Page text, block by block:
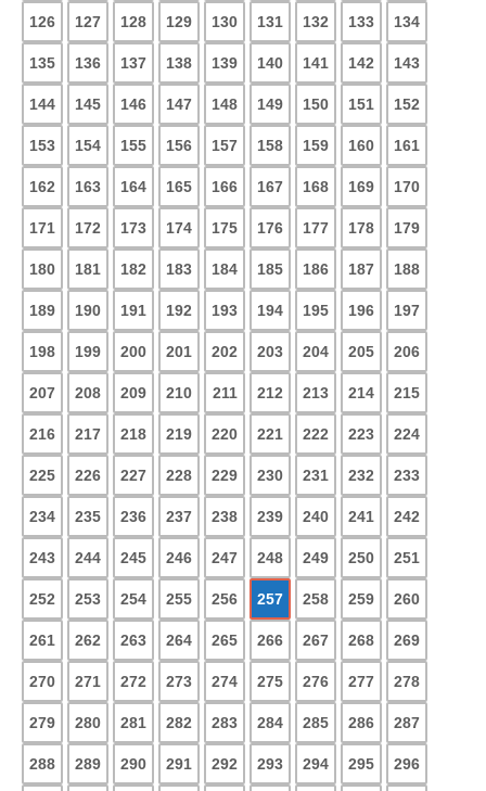
126 127 128 129 130 131 132 133 134
135 136 137 138 139 140 141 142 143
144 145 146 147 148 149 150 151 152
153 154 155 156 157 158 159 160 161
162 163 164 165 166 167 168 169 170
171 172 173 174 175 176 177 178 179
180 181 182 183 184 185 186 187 188
189 190 191 192 193 194 195 196 197
198 199 200 201 202 203 204 205 206
207 208 209 210 211 212 213 214 215
216 217 218 219 220 221 222 223 224
225 226 227 228 229 230 231 232 233
234 235 236 237 238 239 240 241 242
243 244 245 246 247 248 249 250 251
252 253 254 255 256 257 258 259 260
261 262 263 264 265 266 267 268 269
270 271 272 273 274 275 276 277 278
279 280 281 282 283 284 285 286 287
288 289 290 291 292 293 294 295 296